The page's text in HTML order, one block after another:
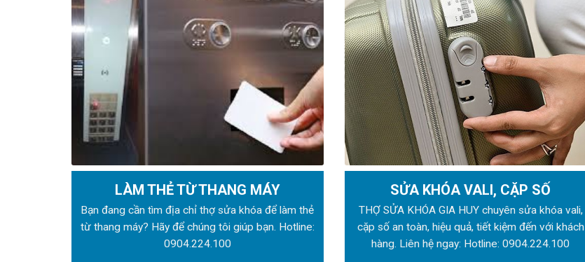
LÀM THẺ TỪ THANG MÁY
Bạn đang cần tìm địa chỉ thợ sửa khóa để làm thẻ
từ thang máy? Hãy để chúng tôi giúp bạn. Hotline:
0904.224.100
SỬA KHÓA VALI, CẶP SỐ
THỢ SỬA KHÓA GIA HUY chuyên sửa khóa vali,
cặp số an toàn, hiệu quả, tiết kiệm đến với khách
hàng. Liên hệ ngay: Hotline:0904.224.100